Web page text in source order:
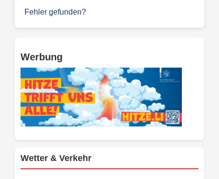
Fehler gefunden?
Werbung
Wetter & Verkehr